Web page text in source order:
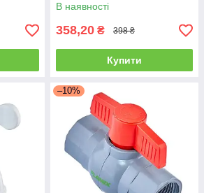
В наявності
358,20 ₴ 398 ₴
Купити
–10%